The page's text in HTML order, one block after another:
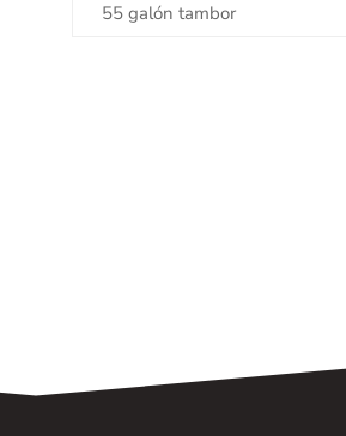
55 galón tambor